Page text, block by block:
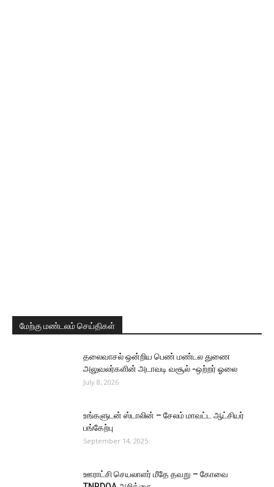
மேற்கு மண்டலம் செய்திகள்
தலைவாசல் ஒன்றிய பெண் மண்டல துணை
அலுவலர்களின் அடாவடி வசூல் -ஒற்றர் ஓலை
July 8, 2026
உங்களுடன் ஸ்டாலின் – சேலம் மாவட்ட ஆட்சியர்
பங்கேற்பு
September 14, 2025
ஊராட்சி செயலாளர் மீதே தவறு – கோவை